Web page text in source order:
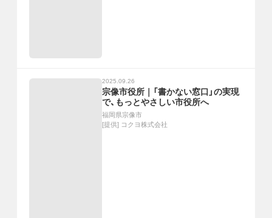
2025.09.26
宗像市役所｜「書かない窓口」の実現
で、もっとやさしい市役所へ
福岡県宗像市
[提供] コクヨ株式会社